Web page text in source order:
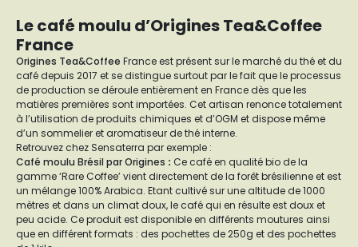
Le café moulu d’Origines Tea&Coffee
France
Origines Tea&Coffee France est présent sur le marché du thé et du
café depuis 2017 et se distingue surtout par le fait que le processus
de production se déroule entièrement en France dès que les
matières premières sont importées. Cet artisan renonce totalement
à l’utilisation de produits chimiques et d’OGM et dispose même
d’un sommelier et aromatiseur de thé interne.
Retrouvez chez Sensaterra par exemple :
Café moulu Brésil par Origines : Ce café en qualité bio de la
gamme ‘Rare Coffee’ vient directement de la forêt brésilienne et est
un mélange 100% Arabica. Etant cultivé sur une altitude de 1000
mètres et dans un climat doux, le café qui en résulte est doux et
peu acide. Ce produit est disponible en différents moutures ainsi
que en différent formats : des pochettes de 250g et des pochettes